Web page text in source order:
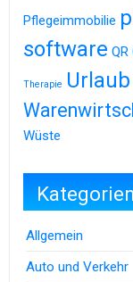
Pflegeimmobilie
software QR
Therapie Urlaub
Wüste
Kategorien
Allgemein
Auto und Verkehr